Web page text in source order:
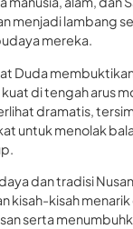
menjadi lambang
mereka.
Duda
di tengah arus
dramatis,
untuk menolak
dan tradisi
kisah-kisah
serta